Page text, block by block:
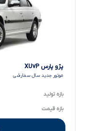
پژو پارس XU۷P
موتور جدید سال سفارشی
بازه تولید
بازه قیمت